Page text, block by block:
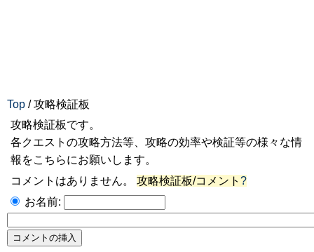
Top / 攻略検証板
攻略検証板です。
各クエストの攻略方法等、攻略の効率や検証等の様々な情
報をこちらにお願いします。
コメントはありません。 攻略検証板/コメント ?
お名前: